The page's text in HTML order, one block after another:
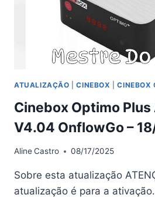
ATUALIZAÇÃO |CINEBOX |CINEBOX
Cinebox Optimo
V4.04 OnflowGo –
AlineCastro 08/17/2025
Sobre esta atualização
atualização é para a